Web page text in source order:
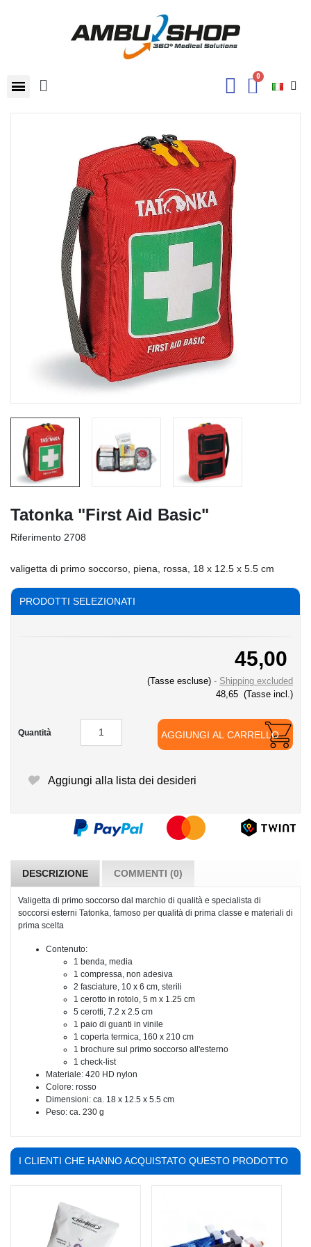
Tatonka "First Aid Basic"
Riferimento 2708
valigetta di primo soccorso, piena, rossa, 18 x 12.5 x 5.5 cm
PRODOTTI SELEZIONATI
45,00
(Tasse escluse)
Shipping excluded
48,65 (Tasse incl.)
Quantità AGGIUNGI AL CARRELLO
Aggiungi alla lista dei desideri
DESCRIZIONE COMMENTI (0)
Valigetta di primo soccorso dal marchio di qualità e specialista di
soccorsi esterni Tatonka, famoso per qualità di prima classe e materiali di
prima scelta
Contenuto:
1 benda, media
1 compressa, non adesiva
2 fasciature, 10 x 6 cm, sterili
1 cerotto in rotolo, 5 m x 1.25 cm
5 cerotti, 7.2 x 2.5 cm
1 paio di guanti in vinile
1 coperta termica, 160 x 210 cm
1 brochure sul primo soccorso all'esterno
1 check-list
Materiale: 420 HD nylon
Colore: rosso
Dimensioni: ca. 18 x 12.5 x 5.5 cm
Peso: ca. 230 g
I CLIENTI CHE HANNO ACQUISTATO QUESTO PRODOTTO